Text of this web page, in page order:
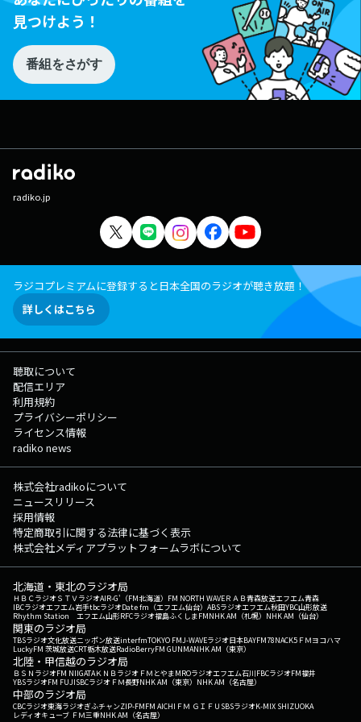
見つけよう！
番組をさがす
radiko.jp
ラジコプレミアムに登録すると日本全国のラジオが聴き放題！
詳しくはこちら
聴取について
配信エリア
利用規約
プライバシーポリシー
ライセンス情報
radiko news
株式会社radikoについて
ニュースリリース
採用情報
特定商取引に関する法律に基づく表示
株式会社メディアプラットフォームラボについて
北海道・東北のラジオ局
ＨＢＣラジオＳＴＶラジオAIR-G'（FM北海道） FM NORTH WAVEＲＡＢ青森放送エフエム青森
IBCラジオエフエム岩手tbcラジオDate fm（エフエム仙台） ABSラジオエフエム秋田YBC山形放送
Rhythm Station エフエム山形RFCラジオ福島ふくしまFMNHK AM（札幌） NHK AM（仙台）
関東のラジオ局
TBSラジオ文化放送ニッポン放送interfmTOKYO FMJ-WAVEラジオ日本BAYFM78NACK5 ＦＭヨコハマ
LuckyFM 茨城放送CRT栃木放送RadioBerryFM GUNMANHK AM（東京）
北陸・甲信越のラジオ局
ＢＳＮラジオFM NIIGATAＫＮＢラジオ ＦＭとやまMROラジオエフエム石川FBCラジオFM福井
YBSラジオFM FUJISBCラジオ ＦＭ長野NHK AM（東京） NHK AM（名古屋）
中部のラジオ局
CBCラジオ東海ラジオぎふチャンZIP-FMFM AICHI ＦＭ ＧＩＦＵ SBSラジオK-MIX SHIZUOKA
レディオキューブ ＦＭ三重NHK AM（名古屋）